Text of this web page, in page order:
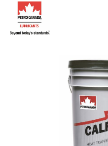
Bildergalerie überspringen